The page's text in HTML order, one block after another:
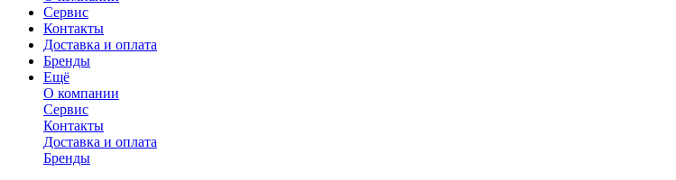
Сервис
Контакты
Доставка и оплата
Бренды
Ещё
О компании
Сервис
Контакты
Доставка и оплата
Бренды